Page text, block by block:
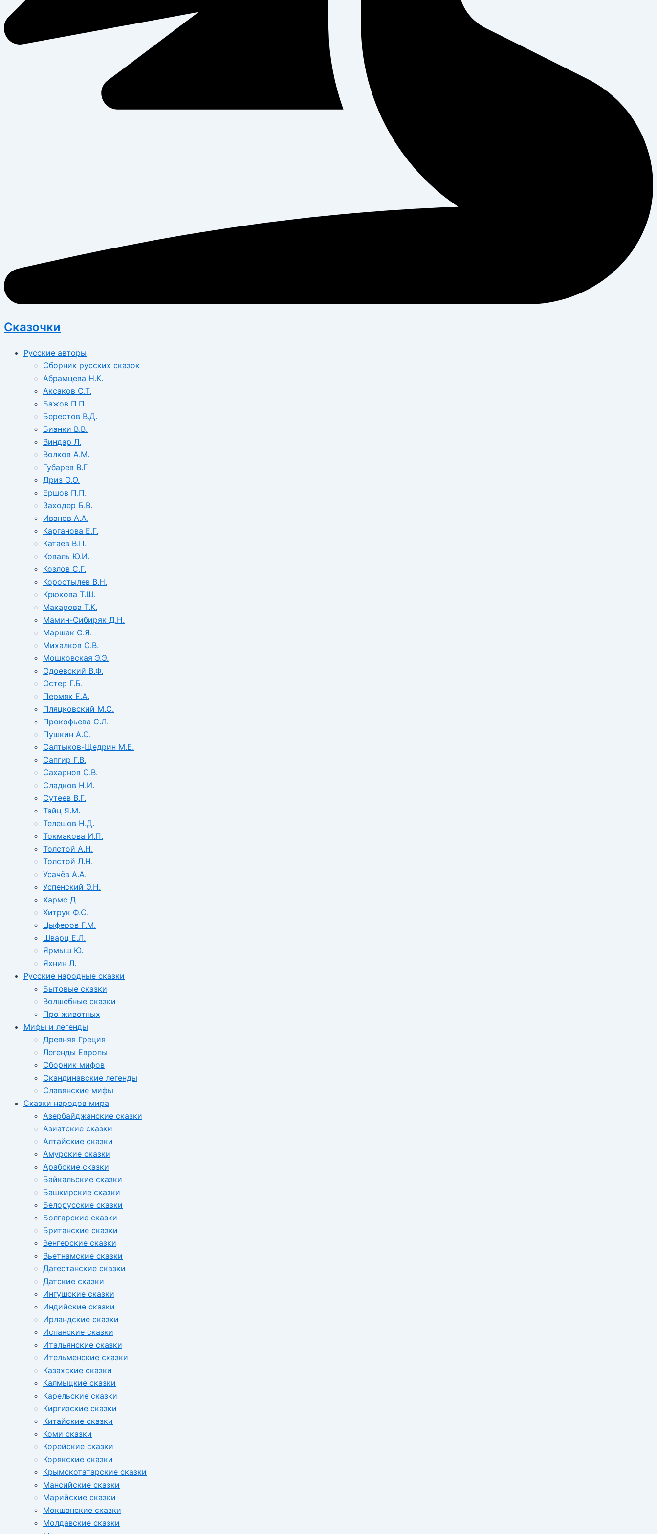
Сказочки
Русские авторы
Сборник русских сказок
Абрамцева Н.К.
Аксаков С.Т.
Бажов П.П.
Берестов В.Д.
Бианки В.В.
Виндар Л.
Волков А.М.
Губарев В.Г.
Дриз О.О.
Ершов П.П.
Заходер Б.В.
Иванов А.А.
Карганова Е.Г.
Катаев В.П.
Коваль Ю.И.
Козлов С.Г.
Коростылев В.Н.
Крюкова Т.Ш.
Макарова Т.К.
Мамин-Сибиряк Д.Н.
Маршак С.Я.
Михалков С.В.
Мошковская Э.Э.
Одоевский В.Ф.
Остер Г.Б.
Пермяк Е.А.
Пляцковский М.С.
Прокофьева С.Л.
Пушкин А.С.
Салтыков-Щедрин М.Е.
Сапгир Г.В.
Сахарнов С.В.
Сладков Н.И.
Сутеев В.Г.
Тайц Я.М.
Телешов Н.Д.
Токмакова И.П.
Толстой А.Н.
Толстой Л.Н.
Усачёв А.А.
Успенский Э.Н.
Хармс Д.
Хитрук Ф.С.
Цыферов Г.М.
Шварц Е.Л.
Ярмыш Ю.
Яхнин Л.
Русские народные сказки
Бытовые сказки
Волшебные сказки
Про животных
Мифы и легенды
Древняя Греция
Легенды Европы
Сборник мифов
Скандинавские легенды
Славянские мифы
Сказки народов мира
Азербайджанские сказки
Азиатские сказки
Алтайские сказки
Амурские сказки
Арабские сказки
Байкальские сказки
Башкирские сказки
Белорусские сказки
Болгарские сказки
Британские сказки
Венгерские сказки
Вьетнамские сказки
Дагестанские сказки
Датские сказки
Ингушские сказки
Индийские сказки
Ирландские сказки
Испанские сказки
Итальянские сказки
Ительменские сказки
Казахские сказки
Калмыцкие сказки
Карельские сказки
Киргизские сказки
Китайские сказки
Коми сказки
Корейские сказки
Корякские сказки
Крымскотатарские сказки
Мансийские сказки
Марийские сказки
Мокшанские сказки
Молдавские сказки